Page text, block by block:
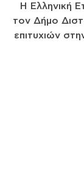
Η Ελληνική
τον Δήμο
επιτυχιών